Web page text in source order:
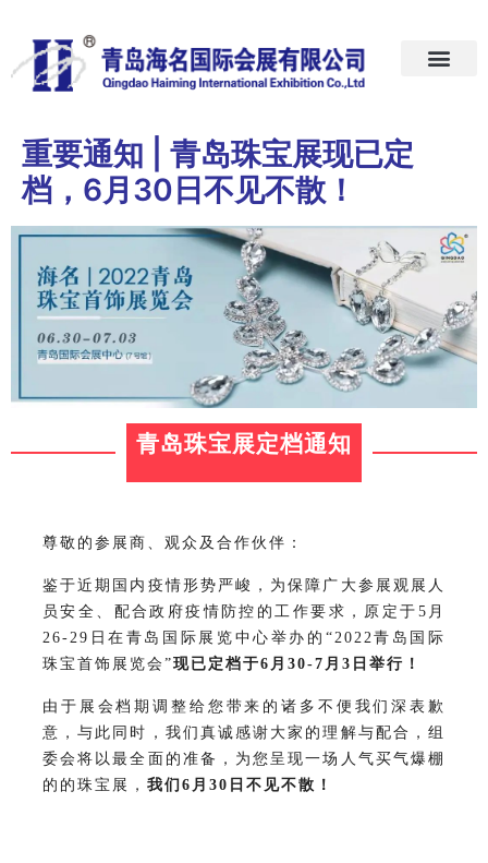
重要通知 | 青岛珠宝展现已定
档，6月30日不见不散！
青岛珠宝展定档通知
尊敬的参展商、观众及合作伙伴：
鉴于近期国内疫情形势严峻，为保障广大参展观展人
员安全、配合政府疫情防控的工作要求，原定于5月
26-29日在青岛国际展览中心举办的“2022青岛国际
珠宝首饰展览会”现已定档于6月30-7月3日举行！
由于展会档期调整给您带来的诸多不便我们深表歉
意，与此同时，我们真诚感谢大家的理解与配合，组
委会将以最全面的准备，为您呈现一场人气买气爆棚
的的珠宝展， 我们6月30日不见不散！